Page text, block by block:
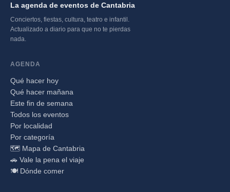
La agenda de eventos de Cantabria
Conciertos, fiestas, cultura, teatro e infantil.
Actualizado a diario para que no te pierdas
nada.
AGENDA
Qué hacer hoy
Qué hacer mañana
Este fin de semana
Todos los eventos
Por localidad
Por categoría
🗺️ Mapa de Cantabria
🚗 Vale la pena el viaje
🍽️ Dónde comer